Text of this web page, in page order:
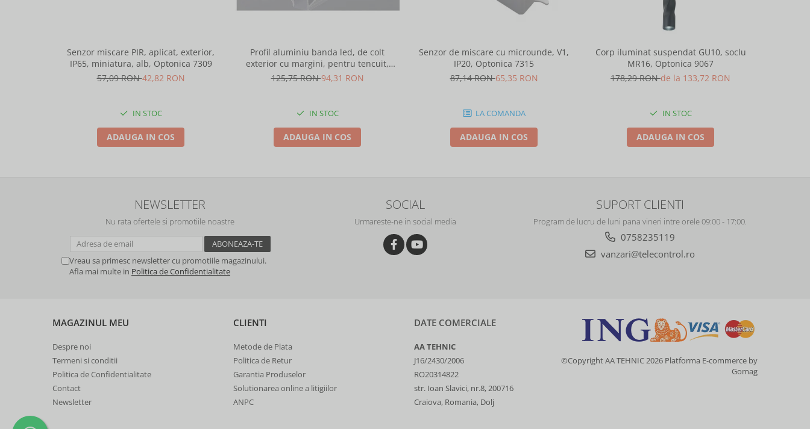
Senzor miscare PIR, aplicat, exterior,
IP65, miniatura, alb, Optonica 7309
57,09 RON42,82 RON
IN STOC
ADAUGA IN COS
Profil aluminiu banda led, de colt
exterior cu margini, pentru tencuit,
lungime 2m, culoare gri natur, Optonica
125,75 RON94,31 RON
IN STOC
ADAUGA IN COS
Senzor de miscare cu microunde, V1,
IP20, Optonica 7315
87,14 RON65,35 RON
LA COMANDA
ADAUGA IN COS
Corp iluminat suspendat GU10, soclu
MR16, Optonica 9067
178,29 RONde la 133,72 RON
IN STOC
ADAUGA IN COS
NEWSLETTER
Nu rata ofertele si promotiile noastre
Vreau sa primesc newsletter cu promotiile magazinului.
Afla mai multe in Politica de Confidentialitate
SOCIAL
Urmareste-ne in social media
SUPORT CLIENTI
Program de lucru de luni pana vineri intre orele 09:00 - 17:00.
0758235119
vanzari@telecontrol.ro
MAGAZINUL MEU
Despre noi
Termeni si conditii
Politica de Confidentialitate
Contact
Newsletter
CLIENTI
Metode de Plata
Politica de Retur
Garantia Produselor
Solutionarea online a litigiilor
ANPC
DATE COMERCIALE
AA TEHNIC
J16/2430/2006
RO20314822
str. Ioan Slavici, nr.8, 200716
Craiova, Romania, Dolj
©Copyright AA TEHNIC 2026 Platforma E-commerce by
Gomag